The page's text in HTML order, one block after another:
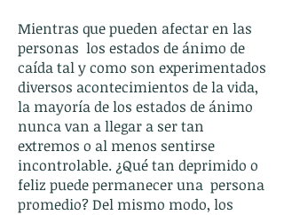
Mientras que pueden afectar en las
personas los estados de ánimo de
caída tal y como son experimentados
diversos acontecimientos de la vida,
la mayoría de los estados de ánimo
nunca van a llegar a ser tan
extremos o al menos sentirse
incontrolable. ¿Qué tan deprimido o
feliz puede permanecer una persona
promedio? Del mismo modo, los